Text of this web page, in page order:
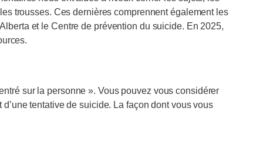
trousses. Ces dernières comprennent également les
et le Centre de prévention du suicide. En 2025,
sur la personne ». Vous pouvez vous considérer
tentative de suicide. La façon dont vous vous